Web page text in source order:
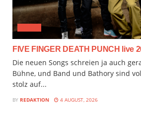
FIVE FINGER DEATH PUNCH live
Die neuen Songs schreien ja auch
Bühne, und Band und Bathory sind
stolz auf...
BY REDAKTION 4 AUGUST, 2026